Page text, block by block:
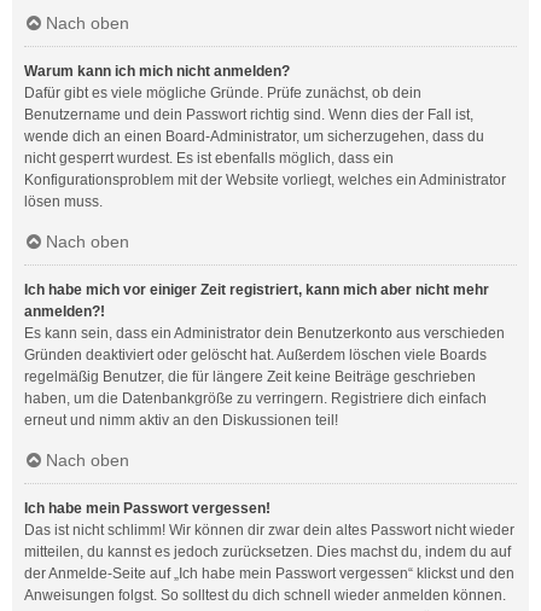
Nach oben
Warum kann ich mich nicht anmelden?
Dafür gibt es viele mögliche Gründe. Prüfe zunächst, ob dein
Benutzername und dein Passwort richtig sind. Wenn dies der Fall ist,
wende dich an einen Board-Administrator, um sicherzugehen, dass du
nicht gesperrt wurdest. Es ist ebenfalls möglich, dass ein
Konfigurationsproblem mit der Website vorliegt, welches ein Administrator
lösen muss.
Nach oben
Ich habe mich vor einiger Zeit registriert, kann mich aber nicht mehr
anmelden?!
Es kann sein, dass ein Administrator dein Benutzerkonto aus verschieden
Gründen deaktiviert oder gelöscht hat. Außerdem löschen viele Boards
regelmäßig Benutzer, die für längere Zeit keine Beiträge geschrieben
haben, um die Datenbankgröße zu verringern. Registriere dich einfach
erneut und nimm aktiv an den Diskussionen teil!
Nach oben
Ich habe mein Passwort vergessen!
Das ist nicht schlimm! Wir können dir zwar dein altes Passwort nicht wieder
mitteilen, du kannst es jedoch zurücksetzen. Dies machst du, indem du auf
der Anmelde-Seite auf „Ich habe mein Passwort vergessen“ klickst und den
Anweisungen folgst. So solltest du dich schnell wieder anmelden können.